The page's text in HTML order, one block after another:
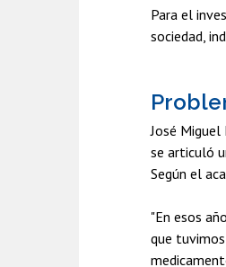
Para el
sociedad,
José
se articuló
Según el
"En esos
que